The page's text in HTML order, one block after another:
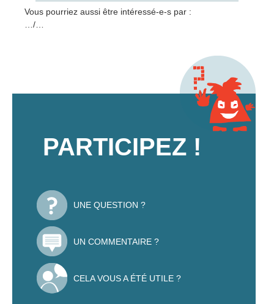
Vous pourriez aussi être intéressé-e-s par :
…/…
PARTICIPEZ !
UNE QUESTION ?
UN COMMENTAIRE ?
CELA VOUS A ÉTÉ UTILE ?